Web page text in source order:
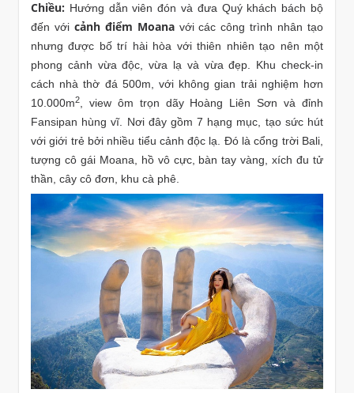
Chiều: Hướng dẫn viên đón và đưa Quý khách bách bộ
đến với cảnh điểm Moanavới các công trình nhân tạo
nhưng được bố trí hài hòa với thiên nhiên tạo nên một
phong cảnh vừa độc, vừa lạ và vừa đẹp. Khu check-in
cách nhà thờ đá 500m, với không gian trải nghiệm hơn
10.000m2, view ôm trọn dãy Hoàng Liên Sơn và đỉnh
Fansipan hùng vĩ. Nơi đây gồm 7 hạng mục, tạo sức hút
với giới trẻ bởi nhiều tiểu cảnh độc lạ. Đó là cổng trời Bali,
tượng cô gái Moana, hồ vô cực, bàn tay vàng, xích đu tử
thần, cây cô đơn, khu cà phê.